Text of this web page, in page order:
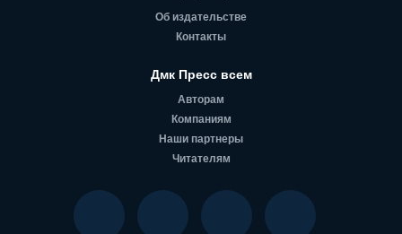
Об издательстве
Контакты
Дмк Пресс всем
Авторам
Компаниям
Наши партнеры
Читателям